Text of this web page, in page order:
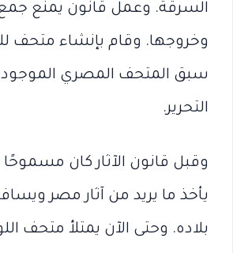
السرقة. وعمل قانون يمنع جمع
وخروجها. وقام بإنشاء متحف
سبق المتحف المصري الموجود
التحرير.
وقبل قانون الآثار كان مسموحًا
يأخذ ما يريد من آثار مصر
بلاده. وحتى الآن يمتلأ متحف